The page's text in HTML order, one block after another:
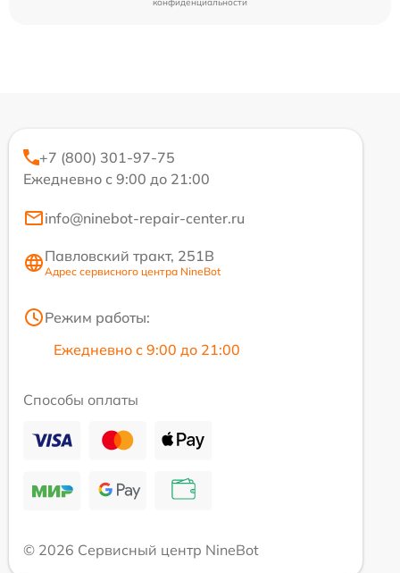
конфиденциальности
+7 (800) 301-97-75
Ежедневно с 9:00 до 21:00
info@ninebot-repair-center.ru
Павловский тракт, 251В
Адрес сервисного центра NineBot
Режим работы:
Ежедневно с 9:00 до 21:00
Способы оплаты
© 2026 Сервисный центр NineBot